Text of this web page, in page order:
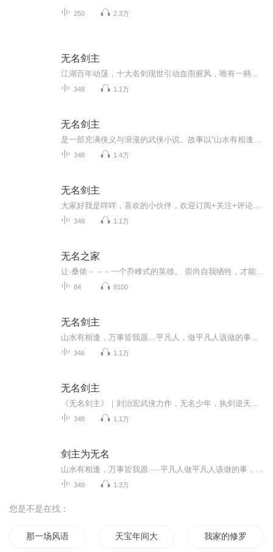
250 2.3万
无名剑主
348 1.1万
无名剑主
348 1.4万
无名剑主
348 1.1万
无名之家
84 8100
无名剑主
346 1.1万
无名剑主
348 1.1万
剑主为无名
349 1.3万
您是不是在找：
那一场风语月夜的事 天宝年间大梦一场 我家的修罗场